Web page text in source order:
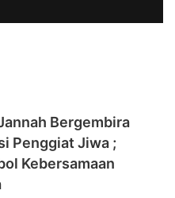
Bergembira
Penggiat Jiwa ;
Kebersamaan